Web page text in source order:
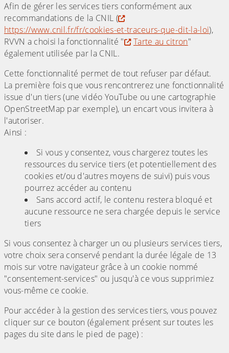
Afin de gérer les services tiers conformément aux
recommandations de la CNIL (
https://www.cnil.fr/fr/cookies-et-traceurs-que-dit-la-loi),
RVVN a choisi la fonctionnalité "
Tarte au citron"
également utilisée par la CNIL.
Cette fonctionnalité permet de tout refuser par défaut.
La première fois que vous rencontrerez une fonctionnalité
issue d'un tiers (une vidéo YouTube ou une cartographie
OpenStreetMap par exemple), un encart vous invitera à
l'autoriser.
Ainsi :
Si vous y consentez, vous chargerez toutes les
ressources du service tiers (et potentiellement des
cookies et/ou d'autres moyens de suivi) puis vous
pourrez accéder au contenu
Sans accord actif, le contenu restera bloqué et
aucune ressource ne sera chargée depuis le service
tiers
Si vous consentez à charger un ou plusieurs services tiers,
votre choix sera conservé pendant la durée légale de 13
mois sur votre navigateur grâce à un cookie nommé
"consentement-services" ou jusqu'à ce vous supprimiez
vous-même ce cookie.
Pour accéder à la gestion des services tiers, vous pouvez
cliquer sur ce bouton (également présent sur toutes les
pages du site dans le pied de page) :